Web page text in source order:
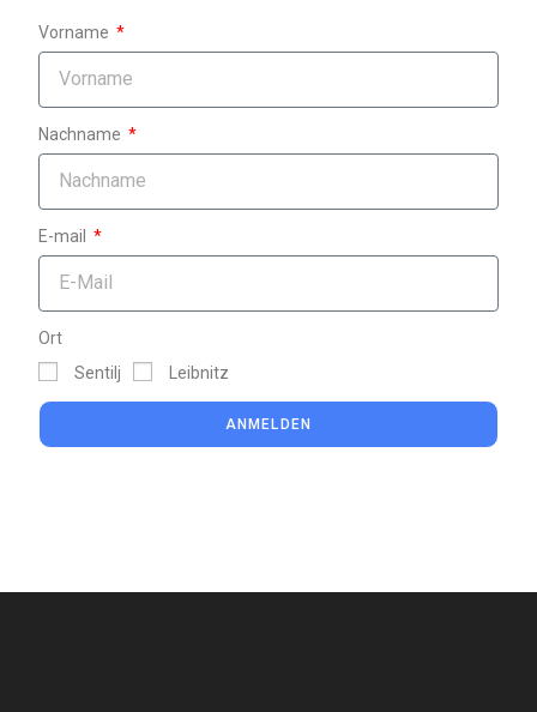
Vorname
Nachname
E-mail
Ort
Sentilj
Leibnitz
ANMELDEN